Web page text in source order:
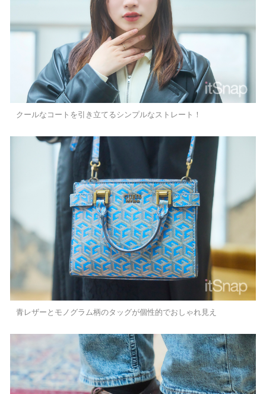
クールなコートを引き立てるシンプルなストレート！
青レザーとモノグラム柄のタッグが個性的でおしゃれ見え